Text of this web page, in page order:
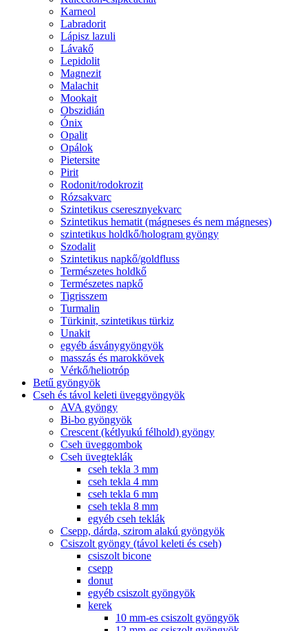
Karneol
Labradorit
Lápisz lazuli
Lávakő
Lepidolit
Magnezit
Malachit
Mookait
Obszidián
Ónix
Opalit
Opálok
Pietersite
Pirit
Rodonit/rodokrozit
Rózsakvarc
Szintetikus cseresznyekvarc
Szintetikus hematit (mágneses és nem mágneses)
szintetikus holdkő/hologram gyöngy
Szodalit
Szintetikus napkő/goldfluss
Természetes holdkő
Természetes napkő
Tigrisszem
Turmalin
Türkinit, szintetikus türkiz
Unakit
egyéb ásványgyöngyök
masszás és marokkövek
Vérkő/heliotróp
Betű gyöngyök
Cseh és távol keleti üveggyöngyök
AVA gyöngy
Bi-bo gyöngyök
Crescent (kétlyukú félhold) gyöngy
Cseh üveggombok
Cseh üvegteklák
cseh tekla 3 mm
cseh tekla 4 mm
cseh tekla 6 mm
cseh tekla 8 mm
egyéb cseh teklák
Csepp, dárda, szirom alakú gyöngyök
Csiszolt gyöngy (távol keleti és cseh)
csiszolt bicone
csepp
donut
egyéb csiszolt gyöngyök
kerek
10 mm-es csiszolt gyöngyök